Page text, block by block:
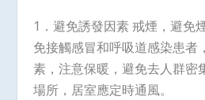
1．避免誘發因素 戒煙，避免
免接觸感冒和呼吸道感染患者
素，注意保暖，避免去人群密
場所，居室應定時通風。